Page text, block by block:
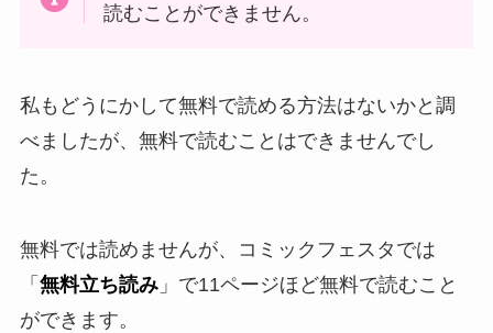
読むことができません。
私もどうにかして無料で読める方法はないかと調
べましたが、無料で読むことはできませんでし
た。
無料では読めませんが、コミックフェスタでは
「 無料立ち読み」で11ページほど無料で読むこと
ができます。